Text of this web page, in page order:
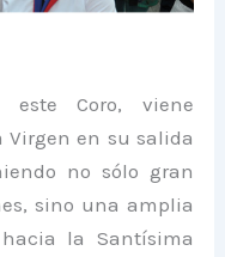
Coro, viene
en su salida
no sólo gran
sino una amplia
la Santísima